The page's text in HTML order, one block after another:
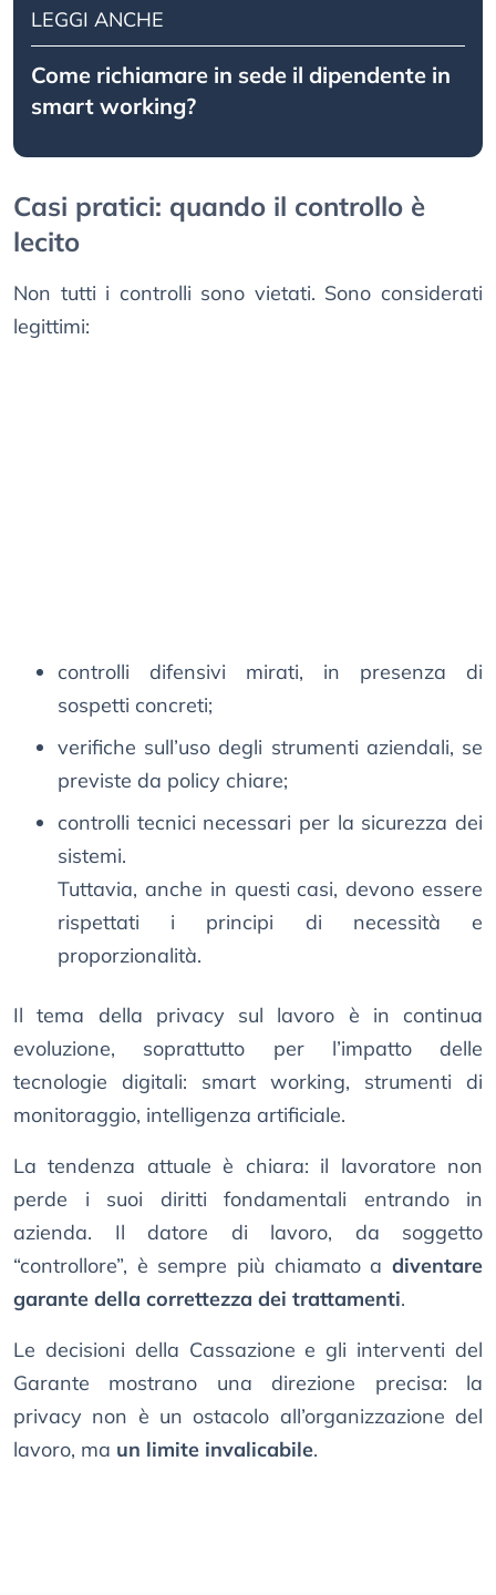
LEGGI ANCHE
Come richiamare in sede il dipendente in
smart working?
Casi pratici: quando il controllo è
lecito
Non tutti i controlli sono vietati. Sono considerati
legittimi:
controlli difensivi mirati, in presenza di
sospetti concreti;
verifiche sull’uso degli strumenti aziendali, se
previste da policy chiare;
controlli tecnici necessari per la sicurezza dei
sistemi.
Tuttavia, anche in questi casi, devono essere
rispettati i principi di necessità e
proporzionalità.
Il tema della privacy sul lavoro è in continua
evoluzione, soprattutto per l’impatto delle
tecnologie digitali: smart working, strumenti di
monitoraggio, intelligenza artificiale.
La tendenza attuale è chiara: il lavoratore non
perde i suoi diritti fondamentali entrando in
azienda. Il datore di lavoro, da soggetto
“controllore”, è sempre più chiamato a diventare
garante della correttezza dei trattamenti.
Le decisioni della Cassazione e gli interventi del
Garante mostrano una direzione precisa: la
privacy non è un ostacolo all’organizzazione del
lavoro, ma un limite invalicabile.